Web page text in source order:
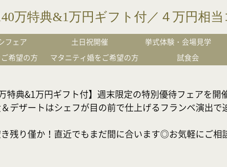
万特典&1万円ギフト付／４万円相
フェア 土日祝開催 挙式体験・会場見学
希望の方
マタニティ婚をご希望の方 試食会
万特典&1万円ギフト付】週末限定の特別優待フェアを
デザートはシェフが目の前で仕上げるフランベ演出で
残り僅か！直近でもまだ間に合います◎お気軽にご相